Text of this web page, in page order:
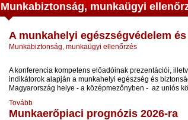
Munkabiztonság, munkaügyi
A munkahelyi egészségvédelem
Munkabiztonság, munkaügyi ellenőrzés
A konferencia kompetens előadóinak prezentációi,
indikátorok alapján a munkahelyi egészség és
Magyarország helye - a középmezőnyben - az uniós
Tovább
Munkaerőpiaci prognózis 2026-ra